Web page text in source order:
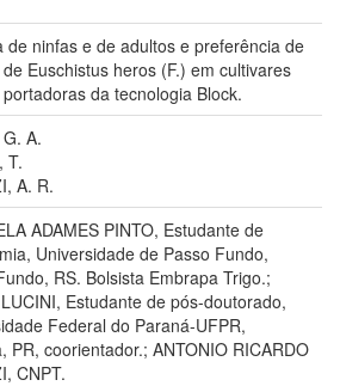
de ninfas e de adultos e preferência de
Euschistus heros (F.) em cultivares
da tecnologia Block.
A.
T.
A. R.
ADAMES PINTO, Estudante de
Universidade de Passo Fundo,
RS. Bolsista Embrapa Trigo.;
Estudante de pós-doutorado,
Federal do Paraná-UFPR,
PR, coorientador.; ANTONIO RICARDO
CNPT.